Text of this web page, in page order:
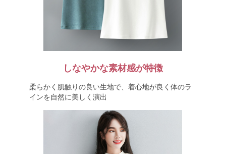
しなやかな素材感が特徴
柔らかく肌触りの良い生地で、着心地が良く体のラ
インを自然に美しく演出